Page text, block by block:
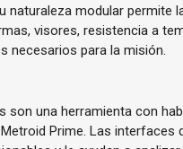
naturaleza modular permite
visores, resistencia a
necesarios para la misión.
son una herramienta con
Prime. Las interfaces